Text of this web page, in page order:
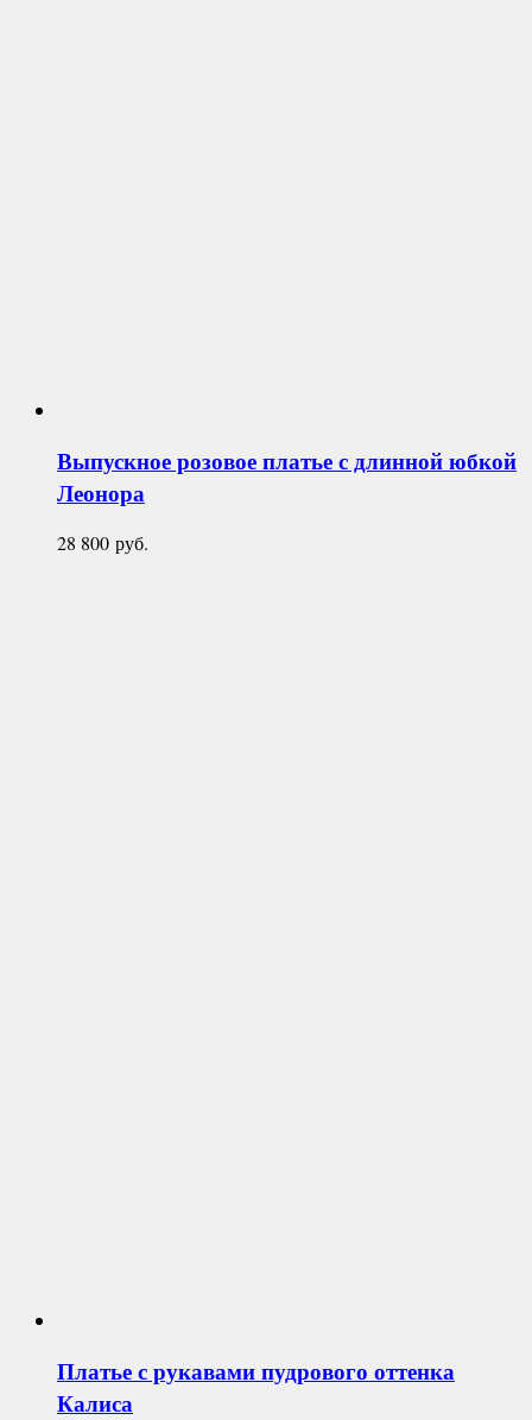
Выпускное розовое платье с длинной юбкой
Леонора
28 800 руб.
Платье с рукавами пудрового оттенка
Калиса